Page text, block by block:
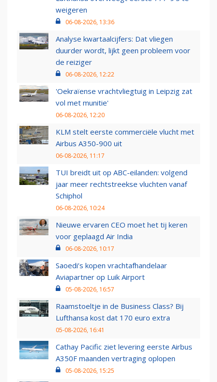
weigeren
06-08-2026, 13:36
Analyse kwartaalcijfers: Dat vliegen
duurder wordt, lijkt geen probleem voor
de reiziger
06-08-2026, 12:22
'Oekraïense vrachtvliegtuig in Leipzig zat
vol met munitie'
06-08-2026, 12:20
KLM stelt eerste commerciële vlucht met
Airbus A350-900 uit
06-08-2026, 11:17
TUI breidt uit op ABC-eilanden: volgend
jaar meer rechtstreekse vluchten vanaf
Schiphol
06-08-2026, 10:24
Nieuwe ervaren CEO moet het tij keren
voor geplaagd Air India
06-08-2026, 10:17
Saoedi’s kopen vrachtafhandelaar
Aviapartner op Luik Airport
05-08-2026, 16:57
Raamstoeltje in de Business Class? Bij
Lufthansa kost dat 170 euro extra
05-08-2026, 16:41
Cathay Pacific ziet levering eerste Airbus
A350F maanden vertraging oplopen
05-08-2026, 15:25